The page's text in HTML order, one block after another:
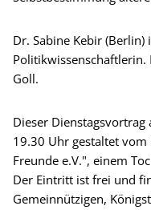
Dr. Sabine Kebir
Politikwissenschaftlerin.
Goll.
Dieser
19.30 Uhr gestaltet
Freunde e.V.", einem
Der Eintritt ist frei und
Gemeinnützigen,